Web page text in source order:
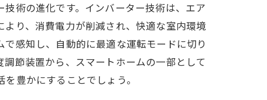
術の進化です。インバーター技術は、エア
り、消費電力が削減され、快適な室内環境
感知し、自動的に最適な運転モードに切り
節装置から、スマートホームの一部として
豊かにすることでしょう。